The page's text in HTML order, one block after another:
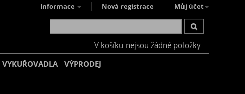
Informace Nová registrace Můj účet
V košíku nejsou žádné položky
VYKUŘOVADLA VÝPRODEJ